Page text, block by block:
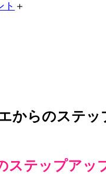
ト ＋
からのステッ
ステップアッ